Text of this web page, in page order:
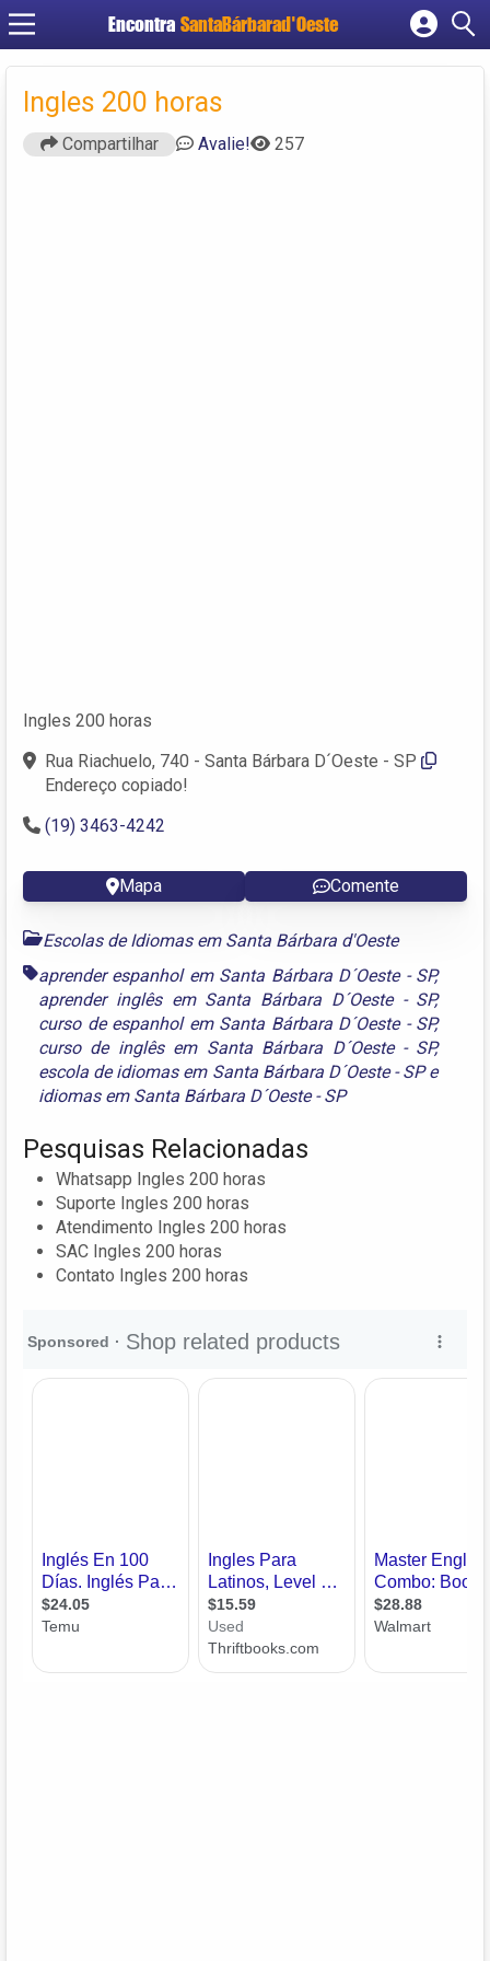
Encontra SantaBárbarad'Oeste
Cadastrar empresa
Ingles 200 horas
Compartilhar Avalie! 257
Ingles 200 horas
Rua Riachuelo, 740 - Santa Bárbara D´Oeste - SP
Endereço copiado!
(19) 3463-4242
Mapa Comente
Escolas de Idiomas em Santa Bárbara d'Oeste
aprender espanhol em Santa Bárbara D´Oeste - SP,
aprender inglês em Santa Bárbara D´Oeste - SP,
curso de espanhol em Santa Bárbara D´Oeste - SP,
curso de inglês em Santa Bárbara D´Oeste - SP,
escola de idiomas em Santa Bárbara D´Oeste - SPe
idiomas em Santa Bárbara D´Oeste - SP
Pesquisas Relacionadas
Whatsapp Ingles 200 horas
Suporte Ingles 200 horas
Atendimento Ingles 200 horas
SAC Ingles 200 horas
Contato Ingles 200 horas